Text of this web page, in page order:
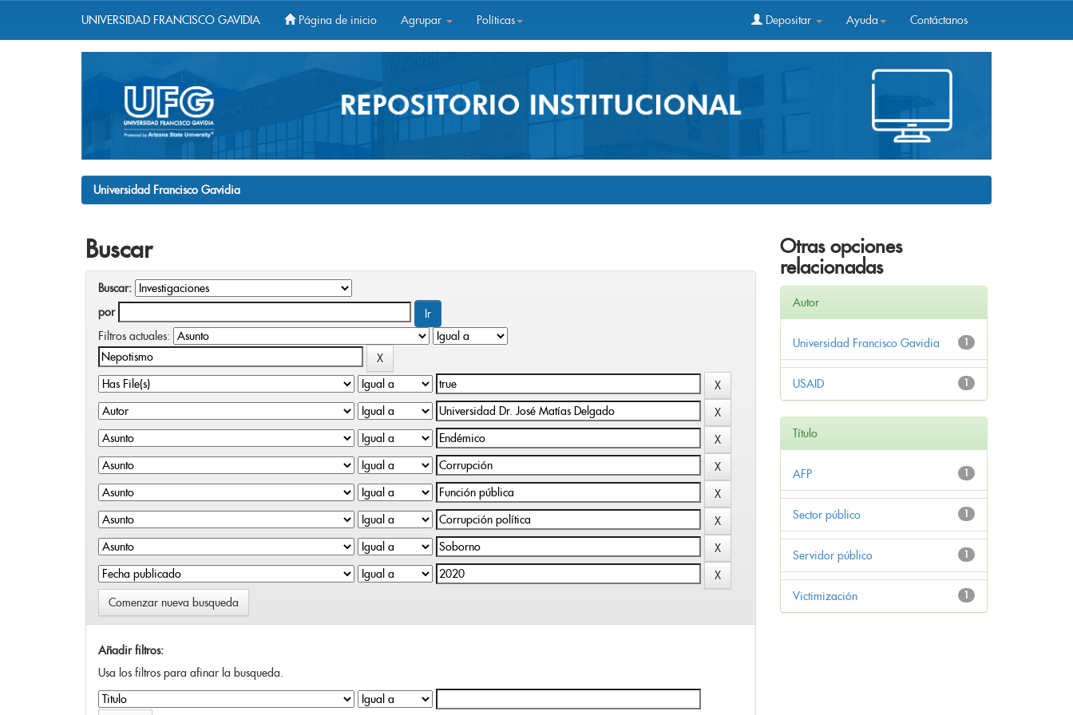
UNIVERSIDAD FRANCISCO GAVIDIA Página de inicio Agrupar Políticas Depositar Ayuda Contáctanos
Universidad Francisco Gavidia
Buscar
Buscar:
por
Filtros actuales:
Comenzar nueva busqueda
Añadir filtros:
Usa los filtros para afinar la busqueda.
Otras opciones
relacionadas
Autor
1
Universidad Francisco Gavidia
1
USAID
Título
1
AFP
1
Sector público
1
Servidor público
1
Victimización